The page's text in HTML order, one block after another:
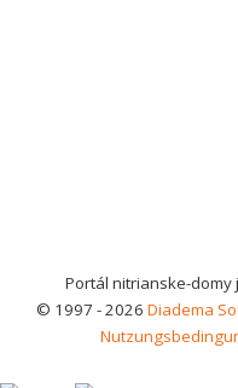
Portál nitrianske-domy
© 1997 - 2026 Diadema